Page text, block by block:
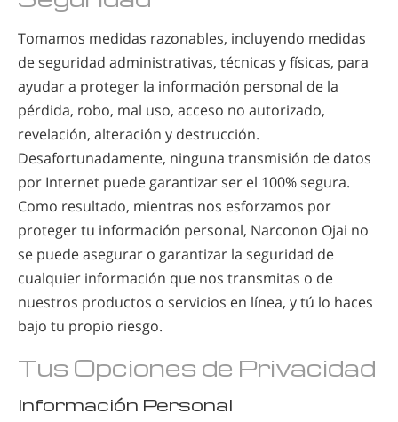
Tomamos medidas razonables, incluyendo medidas
de seguridad administrativas, técnicas y físicas, para
ayudar a proteger la información personal de la
pérdida, robo, mal uso, acceso no autorizado,
revelación, alteración y destrucción.
Desafortunadamente, ninguna transmisión de datos
por Internet puede garantizar ser el 100% segura.
Como resultado, mientras nos esforzamos por
proteger tu información personal, Narconon Ojai no
se puede asegurar o garantizar la seguridad de
cualquier información que nos transmitas o de
nuestros productos o servicios en línea, y tú lo haces
bajo tu propio riesgo.
Tus Opciones de Privacidad
Información Personal